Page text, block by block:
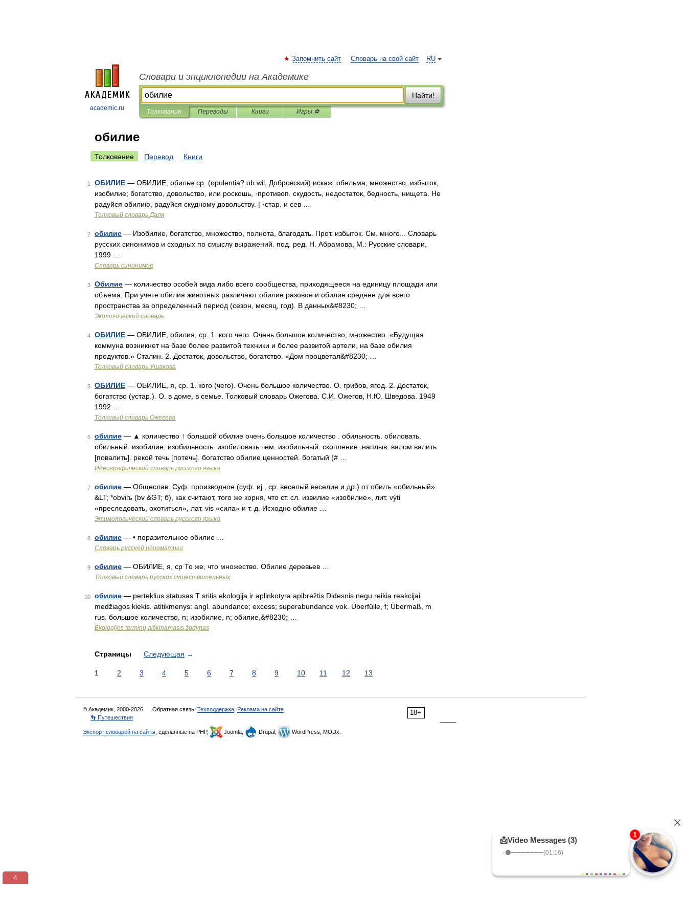
academic.ru
RU
Запомнить сайт Словарь на свой сайт
Словари и энциклопедии на Академике
Найти!
Толкования Переводы Книги Игры ⚽
обилие
Толкование Перевод Книги
1 ОБИЛИЕ — ОБИЛИЕ, обилье ср. (opulentia? ob wil, Добровский) искаж. обельма, множество, избыток,
изобилие; богатство, довольство, или роскошь, ·противоп. скудость, недостаток, бедность, нищета. Не
радуйся обилию, радуйся скудному довольству. | ·стар. и сев …
Толковый словарь Даля
2 обилие — Изобилие, богатство, множество, полнота, благодать. Прот. избыток. См. много... Словарь
русских синонимов и сходных по смыслу выражений. под. ред. Н. Абрамова, М.: Русские словари,
1999 …
Словарь синонимов
3 Обилие — количество особей вида либо всего сообщества, приходящееся на единицу площади или
объема. При учете обилия животных различают обилие разовое и обилие среднее для всего
пространства за определенный период (сезон, месяц, год). В данных&#8230; …
Экологический словарь
4 ОБИЛИЕ — ОБИЛИЕ, обилия, ср. 1. кого чего. Очень большое количество, множество. «Будущая
коммуна возникнет на базе более развитой техники и более развитой артели, на базе обилия
продуктов.» Сталин. 2. Достаток, довольство, богатство. «Дом процветал&#8230; …
Толковый словарь Ушакова
5 ОБИЛИЕ — ОБИЛИЕ, я, ср. 1. кого (чего). Очень большое количество. О. грибов, ягод. 2. Достаток,
богатство (устар.). О. в доме, в семье. Толковый словарь Ожегова. С.И. Ожегов, Н.Ю. Шведова. 1949
1992 …
Толковый словарь Ожегова
6 обилие — ▲ количество ↑ большой обилие очень большое количество . обильность. обиловать.
обильный. изобилие. изобильность. изобиловать чем. изобильный. скопление. наплыв. валом валить
[повалить]. рекой течь [потечь]. богатство обилие ценностей. богатый (# …
Идеографический словарь русского языка
7 обилие — Общеслав. Суф. производное (суф. иj , ср. веселый веселие и др.) от обилъ «обильный»
&LT; *obvilъ (bv &GT; б), как считают, того же корня, что ст. сл. извилие «изобилие», лит. výti
«преследовать, охотиться», лат. vis «сила» и т. д. Исходно обилие …
Этимологический словарь русского языка
8 обилие — • поразительное обилие …
Словарь русской идиоматики
9 обилие — ОБИЛИЕ, я, ср То же, что множество. Обилие деревьев …
Толковый словарь русских существительных
10 обилие — perteklius statusas T sritis ekologija ir aplinkotyra apibrėžtis Didesnis negu reikia reakcijai
medžiagos kiekis. atitikmenys: angl. abundance; excess; superabundance vok. Überfülle, f; Übermaß, m
rus. большое количество, n; изобилие, n; обилие,&#8230; …
Ekologijos terminų aiškinamasis žodynas
Страницы Следующая →
1 2 3 4 5 6 7 8 9 10 11 12 13
18+
© Академик, 2000-2026 Обратная связь: Техподдержка Реклама на сайте
👣 Путешествия
Экспорт словарей на сайты , сделанные на PHP, Joomla, Drupal, WordPress, MODx.
3